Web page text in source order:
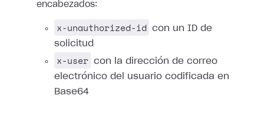
encabezados:
x-unauthorized-id con un ID de
solicitud
x-user con la dirección de correo
electrónico del usuario codificada en
Base64